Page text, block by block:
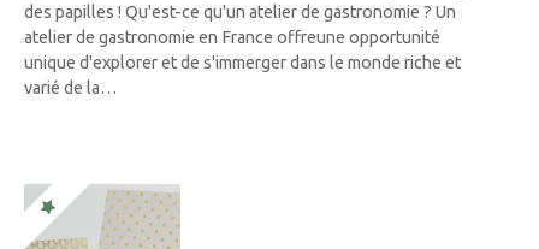
des papilles ! Qu'est-ce qu'un atelier de gastronomie ? Un
atelier de gastronomie en France offreune opportunité
unique d'explorer et de s'immerger dans le monde riche et
varié de la…